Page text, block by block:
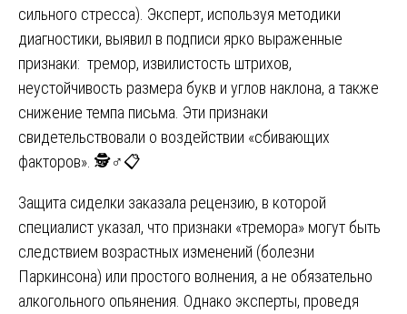
сильного стресса). Эксперт, используя методики
диагностики, выявил в подписи ярко выраженные
признаки: тремор, извилистость штрихов,
неустойчивость размера букв и углов наклона, а также
снижение темпа письма. Эти признаки
свидетельствовали о воздействии «сбивающих
факторов». 🕵️♂️📋
Защита сиделки заказала рецензию, в которой
специалист указал, что признаки «тремора» могут быть
следствием возрастных изменений (болезни
Паркинсона) или простого волнения, а не обязательно
алкогольного опьянения. Однако эксперты, проведя